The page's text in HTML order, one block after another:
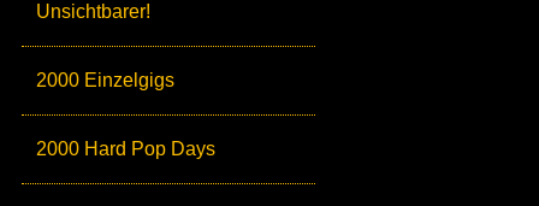
Unsichtbarer!
2000 Einzelgigs
2000 Hard Pop Days